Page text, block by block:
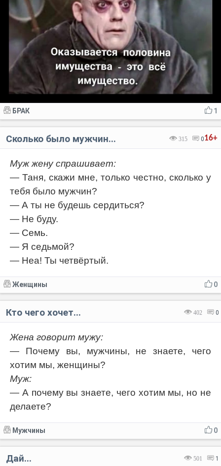
1
БРАК
16+
315 0
Сколько было мужчин...
Муж жену спрашивает:
— Таня, скажи мне, только честно, сколько у
тебя было мужчин?
— А ты не будешь сердиться?
— Не буду.
— Семь.
— Я седьмой?
— Неа! Ты четвёртый.
0
Женщины
402 0
Кто чего хочет...
Жена говорит мужу:
— Почему вы, мужчины, не знаете, чего
хотим мы, женщины?
Муж:
— А почему вы знаете, чего хотим мы, но не
делаете?
0
Мужчины
501 1
Дай...